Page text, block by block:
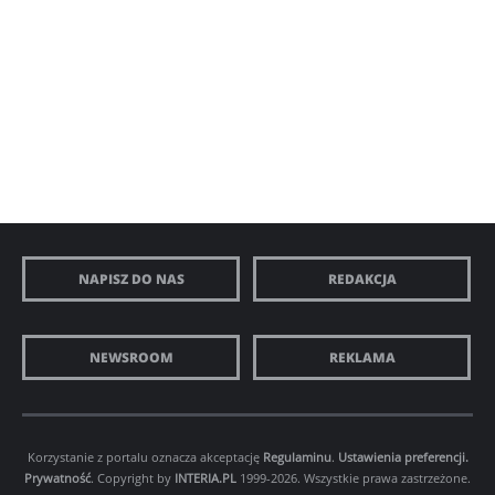
NAPISZ DO NAS REDAKCJA
NEWSROOM REKLAMA
Korzystanie z portalu oznacza akceptację Regulaminu. Ustawienia preferencji.
Prywatność. Copyright by INTERIA.PL 1999-2026. Wszystkie prawa zastrzeżone.